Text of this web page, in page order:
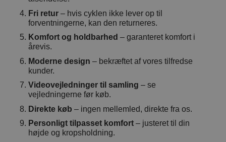
Fri retur – hvis cyklen ikke lever op til
forventningerne, kan den returneres.
Komfort og holdbarhed – garanteret komfort i
årevis.
Moderne design – bekræftet af vores tilfredse
kunder.
Videovejledninger til samling – se
vejledningerne før køb.
Direkte køb – ingen mellemled, direkte fra os.
Personligt tilpasset komfort – justeret til din
højde og kropsholdning.